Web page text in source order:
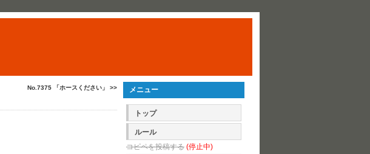
No.7375 「ホースください」 >> メニュー
トップ
ルール
コピペを投稿する (停止中)